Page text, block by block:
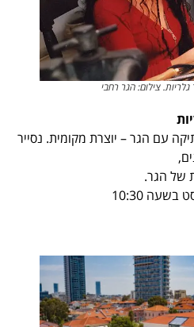
גלריות. צילום: הגר רחבי
עם הגר – יוצרת מקומית. נסייר
של הגר.